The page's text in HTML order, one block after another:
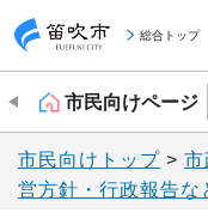
笛吹市
総合トップ
市民向けページ
市民向けトップ > 市
営方針・行政報告な